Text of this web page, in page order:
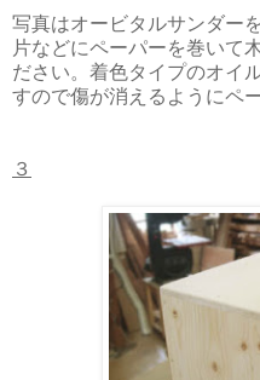
写真はオービタルサンダー
片などにペーパーを巻いて
ださい。着色タイプのオイ
すので傷が消えるようにペ
３